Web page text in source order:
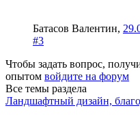
Батасов Валентин,
#3
Чтобы задать вопрос,
опытом войдите на форум
Все темы раздела
Ландшафтный дизайн,